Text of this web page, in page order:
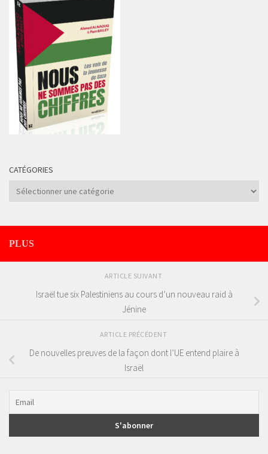
CATÉGORIES
Catégories
PLUS
ARTICLE SUIVANT
Israël tue six Palestiniens au cours d’un nouveau raid à
Jénine
ARTICLE PRÉCÉDENT
De nouvelles preuves de la façon dont l’UE entend plaire à
Israël